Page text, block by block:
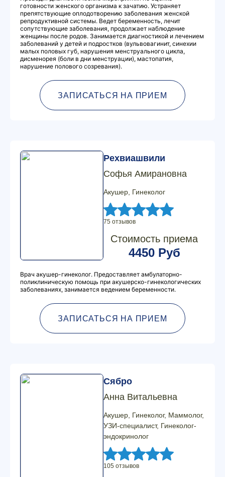
готовности женского организма к зачатию. Устраняет
препятствующие оплодотворению заболевания женской
репродуктивной системы. Ведет беременность, лечит
сопутствующие заболевания, продолжает наблюдение
женщины после родов. Занимается диагностикой и лечением
заболеваний у детей и подростков (вульвовагинит, синехии
малых половых губ, нарушения менструального цикла,
дисменорея (боли в дни менструации), мастопатия,
нарушение полового созревания).
ЗАПИСАТЬСЯ НА ПРИЕМ
Рехвиашвили
Софья Амирановна
Акушер, Гинеколог
75 отзывов
Стоимость приема
4450 Руб
Врач акушер-гинеколог. Предоставляет амбулаторно-
поликлиническую помощь при акушерско-гинекологических
заболеваниях, занимается ведением беременности.
ЗАПИСАТЬСЯ НА ПРИЕМ
Сябро
Анна Витальевна
Акушер, Гинеколог, Маммолог,
УЗИ-специалист, Гинеколог-
эндокринолог
105 отзывов